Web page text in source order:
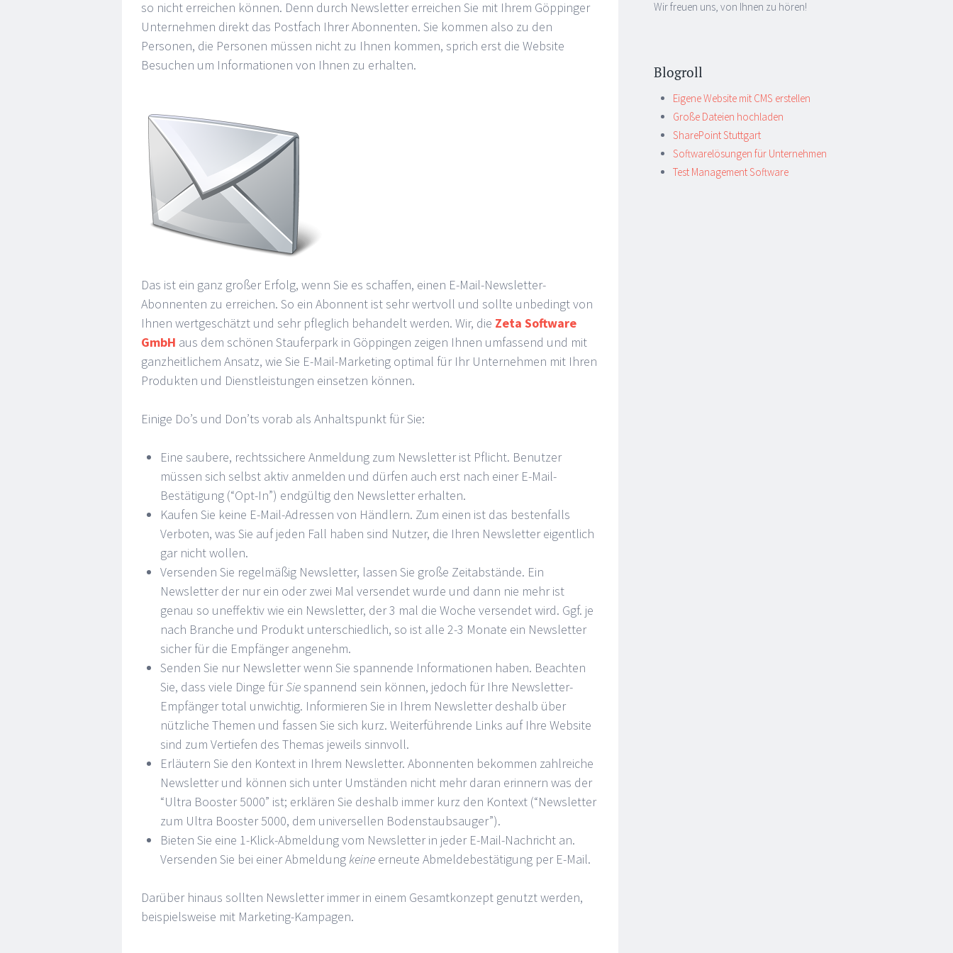
so nicht erreichen können. Denn durch Newsletter erreichen Sie mit Ihrem Göppinger
Unternehmen direkt das Postfach Ihrer Abonnenten. Sie kommen also zu den
Personen, die Personen müssen nicht zu Ihnen kommen, sprich erst die Website
Besuchen um Informationen von Ihnen zu erhalten.
Das ist ein ganz großer Erfolg, wenn Sie es schaffen, einen E-Mail-Newsletter-
Abonnenten zu erreichen. So ein Abonnent ist sehr wertvoll und sollte unbedingt von
Ihnen wertgeschätzt und sehr pfleglich behandelt werden. Wir, die Zeta Software
GmbH aus dem schönen Stauferpark in Göppingen zeigen Ihnen umfassend und mit
ganzheitlichem Ansatz, wie Sie E-Mail-Marketing optimal für Ihr Unternehmen mit Ihren
Produkten und Dienstleistungen einsetzen können.
Einige Do’s und Don’ts vorab als Anhaltspunkt für Sie:
Eine saubere, rechtssichere Anmeldung zum Newsletter ist Pflicht. Benutzer
müssen sich selbst aktiv anmelden und dürfen auch erst nach einer E-Mail-
Bestätigung (“Opt-In”) endgültig den Newsletter erhalten.
Kaufen Sie keine E-Mail-Adressen von Händlern. Zum einen ist das bestenfalls
Verboten, was Sie auf jeden Fall haben sind Nutzer, die Ihren Newsletter eigentlich
gar nicht wollen.
Versenden Sie regelmäßig Newsletter, lassen Sie große Zeitabstände. Ein
Newsletter der nur ein oder zwei Mal versendet wurde und dann nie mehr ist
genau so uneffektiv wie ein Newsletter, der 3 mal die Woche versendet wird. Ggf. je
nach Branche und Produkt unterschiedlich, so ist alle 2-3 Monate ein Newsletter
sicher für die Empfänger angenehm.
Senden Sie nur Newsletter wenn Sie spannende Informationen haben. Beachten
Sie, dass viele Dinge fürSie spannend sein können, jedoch für Ihre Newsletter-
Empfänger total unwichtig. Informieren Sie in Ihrem Newsletter deshalb über
nützliche Themen und fassen Sie sich kurz. Weiterführende Links auf Ihre Website
sind zum Vertiefen des Themas jeweils sinnvoll.
Erläutern Sie den Kontext in Ihrem Newsletter. Abonnenten bekommen zahlreiche
Newsletter und können sich unter Umständen nicht mehr daran erinnern was der
“Ultra Booster 5000” ist; erklären Sie deshalb immer kurz den Kontext (“Newsletter
zum Ultra Booster 5000, dem universellen Bodenstaubsauger”).
Bieten Sie eine 1-Klick-Abmeldung vom Newsletter in jeder E-Mail-Nachricht an.
Versenden Sie bei einer Abmeldungkeine erneute Abmeldebestätigung per E-Mail.
Darüber hinaus sollten Newsletter immer in einem Gesamtkonzept genutzt werden,
beispielsweise mit Marketing-Kampagen.
Wir freuen uns, von Ihnen zu hören!
Blogroll
Eigene Website mit CMS erstellen
Große Dateien hochladen
SharePoint Stuttgart
Softwarelösungen für Unternehmen
Test Management Software